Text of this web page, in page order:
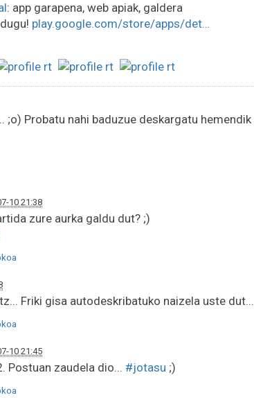
: app garapena, web apiak, galdera
play.google.com/store/apps/det…
;o) Probatu nahi baduzue deskargatu hemendik
10 21:38
zure aurka galdu dut? ;)
Friki gisa autodeskribatuko naizela uste dut...
10 21:45
Postuan zaudela dio... #jotasu ;)